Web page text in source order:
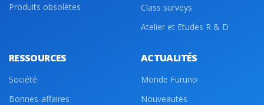
Produits obsolètes
Class surveys
Atelier et Etudes R & D
RESSOURCES
Société
Bonnes-affaires
ACTUALITÉS
Monde Furuno
Nouveautés